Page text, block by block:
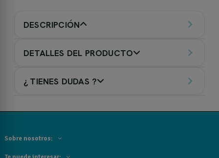
DESCRIPCIÓN
DETALLES DEL PRODUCTO
¿ TIENES DUDAS ?
Sobre nosotros: